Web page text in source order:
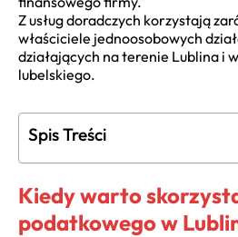
Z usług doradczych korzystają
właściciele jednoosobowych
działających na terenie Lublina i
lubelskiego.
Spis Treści
Kiedy warto
podatkowego w